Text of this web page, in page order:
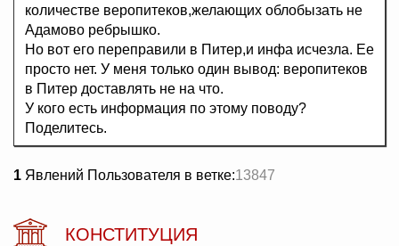
количестве веропитеков,желающих облобызать не
Адамово ребрышко.
Но вот его переправили в Питер,и инфа исчезла. Ее
просто нет. У меня только один вывод: веропитеков
в Питер доставлять не на что.
У кого есть информация по этому поводу?
Поделитесь.
1 Явлений Пользователя в ветке:13847
КОНСТИТУЦИЯ